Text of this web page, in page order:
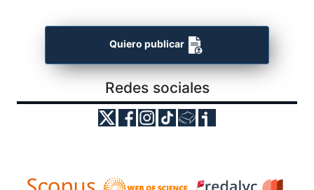
Quiero publicar
Redes sociales